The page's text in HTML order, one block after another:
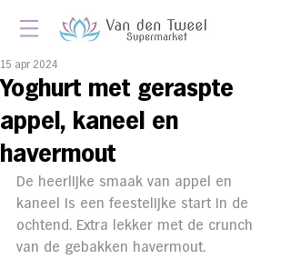
Yoghurt met geraspte
appel, kaneel en
havermout
15 apr 2024
De heerlijke smaak van appel en
kaneel is een feestelijke start in de
ochtend. Extra lekker met de crunch
van de gebakken havermout.